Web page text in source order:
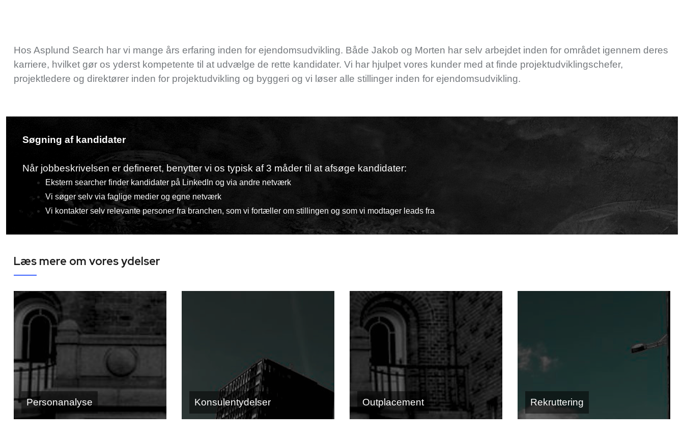
Hos Asplund Search har vi mange års erfaring inden for ejendomsudvikling. Både Jakob og Morten har selv arbejdet inden for området igennem deres
karriere, hvilket gør os yderst kompetente til at udvælge de rette kandidater. Vi har hjulpet vores kunder med at finde projektudviklingschefer,
projektledere og direktører inden for projektudvikling og byggeri og vi løser alle stillinger inden for ejendomsudvikling.
Søgning af kandidater
Når jobbeskrivelsen er defineret, benytter vi os typisk af 3 måder til at afsøge kandidater:
Ekstern searcher finder kandidater på LinkedIn og via andre netværk
Vi søger selv via faglige medier og egne netværk
Vi kontakter selv relevante personer fra branchen, som vi fortæller om stillingen og som vi modtager leads fra
Læs mere om vores ydelser
Personanalyse Konsulentydelser Outplacement Rekruttering